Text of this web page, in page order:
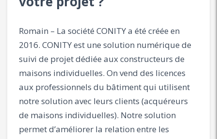
Romain – La société CONITY a été créée en
2016. CONITY est une solution numérique de
suivi de projet dédiée aux constructeurs de
maisons individuelles. On vend des licences
aux professionnels du bâtiment qui utilisent
notre solution avec leurs clients (acquéreurs
de maisons individuelles). Notre solution
permet d’améliorer la relation entre les